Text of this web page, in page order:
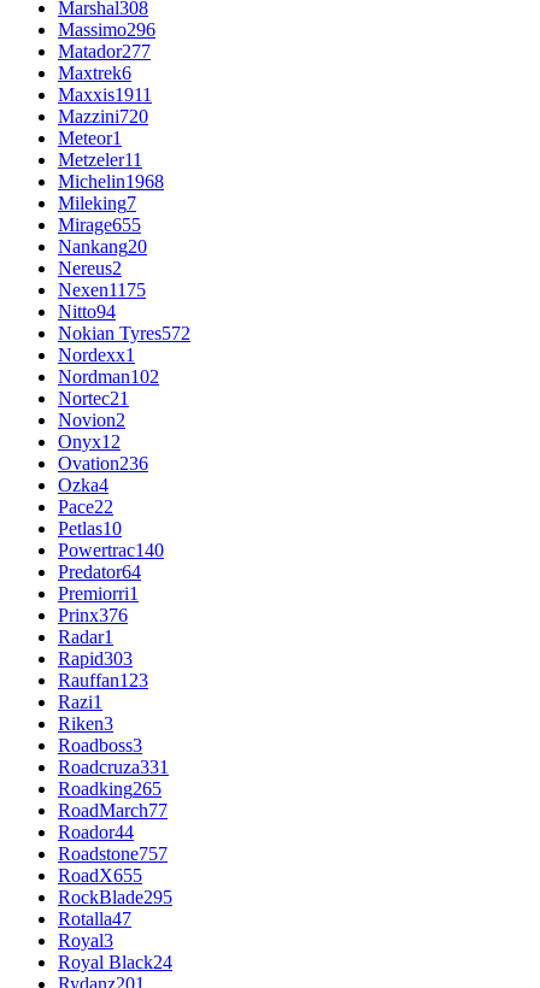
Marshal308
Massimo296
Matador277
Maxtrek6
Maxxis1911
Mazzini720
Meteor1
Metzeler11
Michelin1968
Mileking7
Mirage655
Nankang20
Nereus2
Nexen1175
Nitto94
Nokian Tyres572
Nordexx1
Nordman102
Nortec21
Novion2
Onyx12
Ovation236
Ozka4
Pace22
Petlas10
Powertrac140
Predator64
Premiorri1
Prinx376
Radar1
Rapid303
Rauffan123
Razi1
Riken3
Roadboss3
Roadcruza331
Roadking265
RoadMarch77
Roador44
Roadstone757
RoadX655
RockBlade295
Rotalla47
Royal3
Royal Black24
Rydanz201